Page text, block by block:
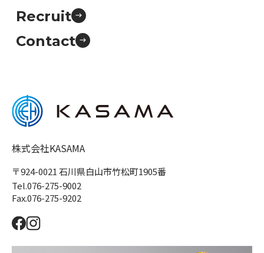
Recruit
Contact
株式会社KASAMA
〒924-0021 石川県白山市竹松町1905番
Tel.076-275-9002
Fax.076-275-9202